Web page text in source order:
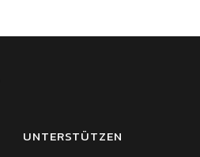
UNTERSTÜTZEN